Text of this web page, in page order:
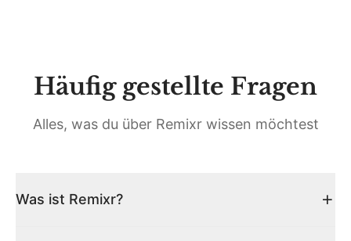
Häufig gestellte Fragen
Alles, was du über Remixr wissen möchtest
Was ist Remixr?